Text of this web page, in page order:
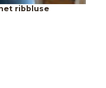
ribbluse